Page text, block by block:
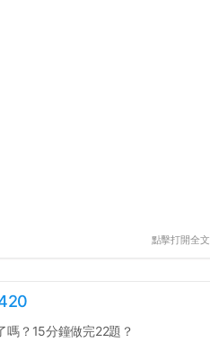
點擊打開全文
嗎？15分鐘做完22題？